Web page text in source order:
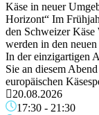
Käse in neuer
Horizont“ Im
den Schweizer Käse
werden in den
In der einzigartigen
Sie an diesem
europäischen
20.08.2026
17:30 - 21:30